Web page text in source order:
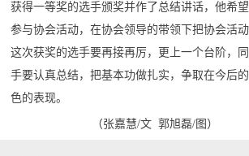
获得一等奖的选手颁奖并作了总结讲话，他希
参与协会活动，在协会领导的带领下把协会活
这次获奖的选手要再接再厉，更上一个台阶，
手要认真总结，把基本功做扎实，争取在今后
色的表现。
（张嘉慧/文 郭旭磊/图）